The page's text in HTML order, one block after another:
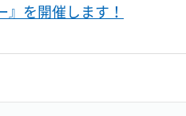
』を開催します！